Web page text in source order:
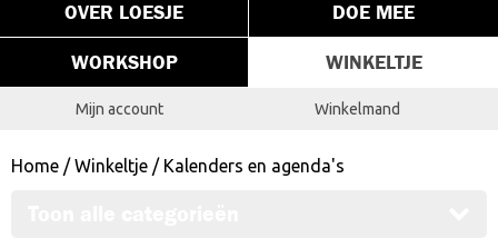
OVER LOESJE DOE MEE
WORKSHOP WINKELTJE
Mijn account Winkelmand
Home /Winkeltje / Kalenders en agenda's